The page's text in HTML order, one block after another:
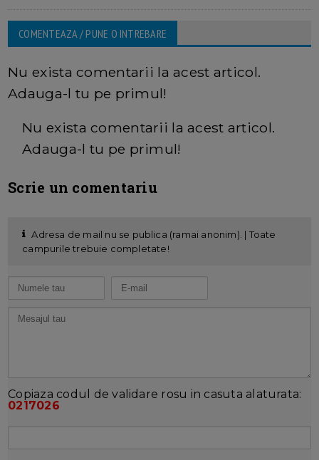
COMENTEAZA / PUNE O INTREBARE
Nu exista comentarii la acest articol.
Adauga-l tu pe primul!
Nu exista comentarii la acest articol.
Adauga-l tu pe primul!
Scrie un comentariu
Adresa de mail nu se publica (ramai anonim). | Toate
campurile trebuie completate!
Copiaza codul de validare rosu in casuta alaturata:
0217026